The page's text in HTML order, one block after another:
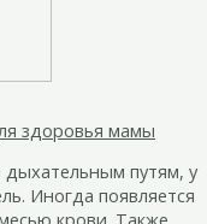
здоровья мамы
дыхательным путям, у
Иногда появляется